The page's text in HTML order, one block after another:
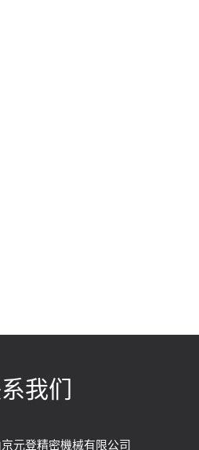
我们
元登精密機械有限公司